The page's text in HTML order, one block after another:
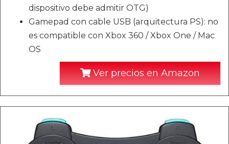
dispositivo debe admitir OTG)
Gamepad con cable USB (arquitectura PS): no
es compatible con Xbox 360 / Xbox One / Mac
OS
Ver precios en Amazon